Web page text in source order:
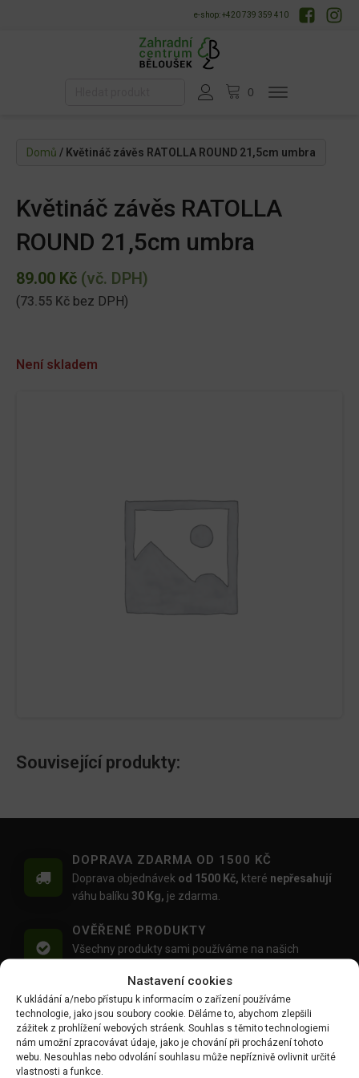
Nastavení cookies
K ukládání a/nebo přístupu k informacím o zařízení používáme
technologie, jako jsou soubory cookie. Děláme to, abychom zlepšili
zážitek z prohlížení webových stráenk. Souhlas s těmito technologiemi
nám umožní zpracovávat údaje, jako je chování při procházení tohoto
webu. Nesouhlas nebo odvolání souhlasu může nepříznivě ovlivnit určité
vlastnosti a funkce.
e-shop: +420 739 359 410
Domů / Květináč závěs RATOLLA ROUND 21,5cm umbra
Květináč závěs RATOLLA
ROUND 21,5cm umbra
89.00 Kč (vč. DPH)
(73.55 Kč bez DPH)
Není skladem
Související produkty:
DOPRAVA ZDARMA OD 1500 KČ
Doprava objednávek od 1500 Kč, které nepřesahují
váhu balíku 30 Kg, je zdarma.
OVĚŘENÉ PRODUKTY
Všechny produkty sami používáme na našich
MOŽNOST OSOBNÍHO ODBĚRU
Objednávku si můžete i vyzvednout zdarma na
výdejním místě Mlýnská 59, Ruda, 27101
PŘÁTELSKÝ PŘÍSTUP